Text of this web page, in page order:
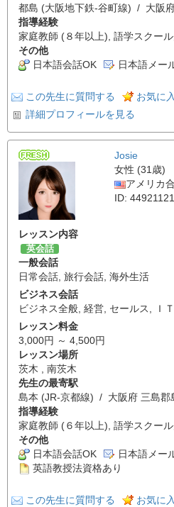
都島 (大阪地下鉄-谷町線) / 大阪
指導経験
家庭教師 (８年以上), 語学スクー
その他
日本語会話OK
日本語メー
この先生に質問する
お気に
詳細プロフィールを見る
Josie
女性 (31歳)
アメリカ
ID: 44921121
レッスン内容
英会話
一般会話
日常会話 旅行会話 海外生活
ビジネス会話
ビジネス全般 経営 セールス ＩＴ
レッスン料金
3,000円 ～ 4,500円
レッスン場所
茨木 , 南茨木
先生の最寄駅
島本 (JR-京都線) / 大阪府 三島郡
指導経験
家庭教師 (６年以上), 語学スクー
その他
日本語会話OK
日本語メー
英語教授法資格あり
この先生に質問する
お気に